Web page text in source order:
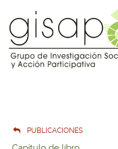
PUBLICACIONES